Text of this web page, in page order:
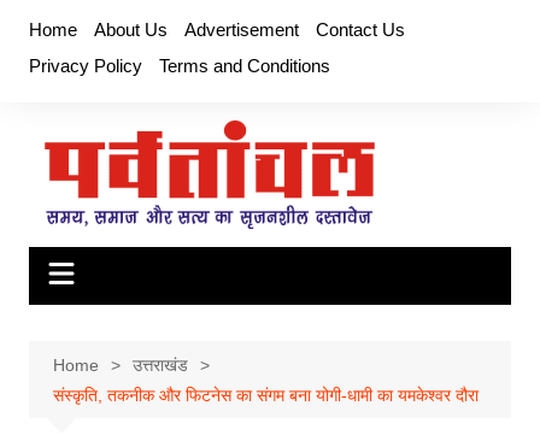
content
Home About Us Advertisement
Contact Us
Privacy Policy
Terms and Conditions
Home
उत्तराखंड
संस्कृति, तकनीक और फिटनेस का संगम बना योगी-धामी का यमकेश्वर दौरा